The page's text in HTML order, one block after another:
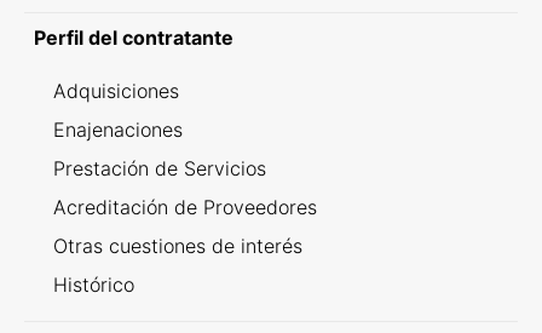
Perfil del contratante
Adquisiciones
Enajenaciones
Prestación de Servicios
Acreditación de Proveedores
Otras cuestiones de interés
Histórico